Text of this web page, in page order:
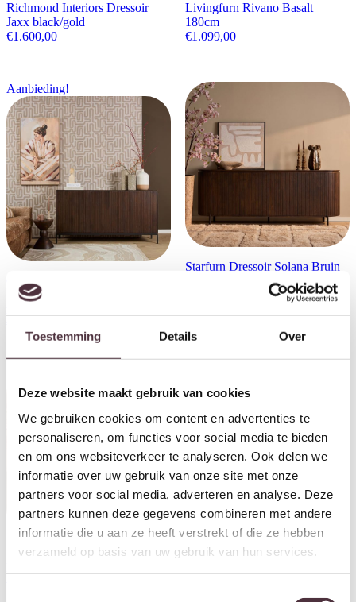
Toestemming Details Over
Deze website maakt gebruik van cookies
We gebruiken cookies om content en advertenties te
personaliseren, om functies voor social media te bieden
en om ons websiteverkeer te analyseren. Ook delen we
informatie over uw gebruik van onze site met onze
partners voor social media, adverteren en analyse. Deze
partners kunnen deze gegevens combineren met andere
informatie die u aan ze heeft verstrekt of die ze hebben
verzameld op basis van uw gebruik van hun services.
Richmond Interiors Dressoir
Jaxx black/gold
€1.600,00
Livingfurn Rivano Basalt
180cm
€1.099,00
Aanbieding!
OPRUIMING Starfurn Dressoir
Madison Brown | 165 cm/
Starfurn Dressoir Solana Bruin
Mangohout 210 cm
Starfurn Dressoir Solana Bruin
Starfurn Kabinet kast Solana